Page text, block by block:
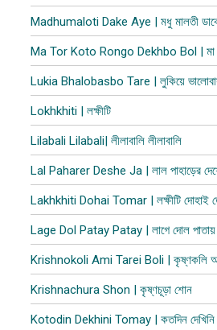
Madhumaloti Dake Aye | মধু মালতী
Ma Tor Koto Rongo Dekhbo Bol | মা
Lukia Bhalobasbo Tare | লুকিয়ে
Lokhkhiti | লক্ষীটি
Lilabali Lilabali| লীলাবালি লীলাবালি
Lal Paharer Deshe Ja | লাল পাহাড়ের
Lakhkhiti Dohai Tomar | লক্ষীটি দোহাই
Lage Dol Patay Patay | লাগে দোল পাতায়
Krishnokoli Ami Tarei Boli | কৃষ্ণকলি
Krishnachura Shon | কৃষ্ণচূড়া শোন
Kotodin Dekhini Tomay | কতদিন দেখিনি